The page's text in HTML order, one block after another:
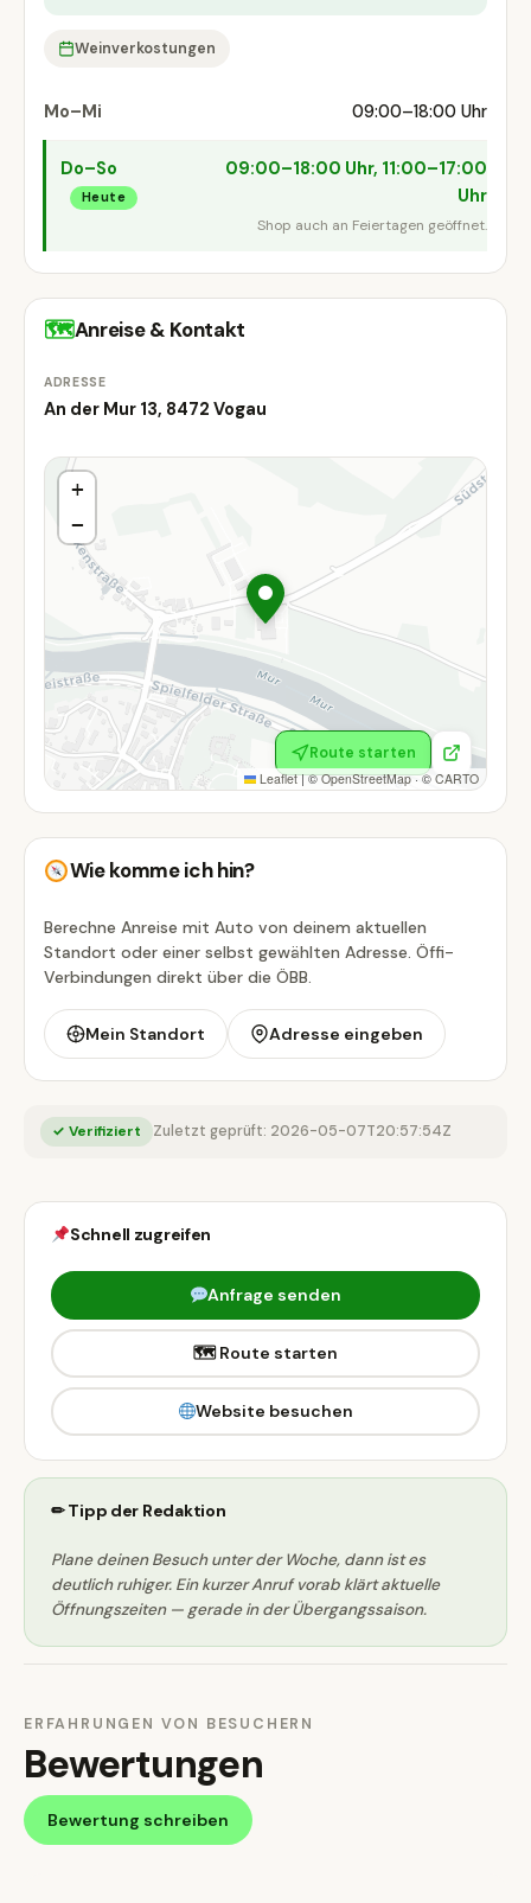
Weinverkostungen
Mo–Mi 09:00–18:00 Uhr
Do–So
Heute
09:00–18:00 Uhr, 11:00–17:00
Uhr
Shop auch an Feiertagen geöffnet.
🗺Anreise & Kontakt
ADRESSE
An der Mur 13, 8472 Vogau
+
−
Leaflet |©OpenStreetMap· © CARTO
Route starten
Wie komme ich hin?
Berechne Anreise mit Auto von deinem aktuellen
Standort oder einer selbst gewählten Adresse. Öffi-
Verbindungen direkt über die ÖBB.
Mein Standort Adresse eingeben
✓ Verifiziert Zuletzt geprüft: 2026-05-07T20:57:54Z
Schnell zugreifen
Anfrage senden
🗺 Route starten
Website besuchen
✏ Tipp der Redaktion
Plane deinen Besuch unter der Woche, dann ist es
deutlich ruhiger. Ein kurzer Anruf vorab klärt aktuelle
Öffnungszeiten — gerade in der Übergangssaison.
ERFAHRUNGEN VON BESUCHERN
Bewertungen
Bewertung schreiben